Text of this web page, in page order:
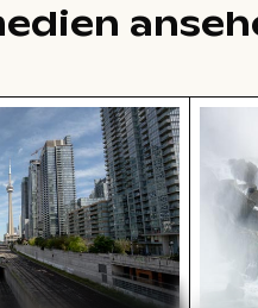
in Glasfassade
Wolkenkratzern und